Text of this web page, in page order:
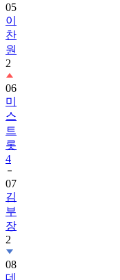
05
이
찬
원
2
06
미
스
트
롯
4
07
김
부
장
2
08
데